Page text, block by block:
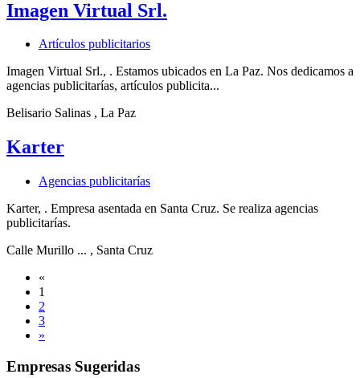
Imagen Virtual Srl.
Artículos publicitarios
Imagen Virtual Srl., . Estamos ubicados en La Paz. Nos dedicamos a
agencias publicitarías, artículos publicita...
Belisario Salinas , La Paz
Karter
Agencias publicitarías
Karter, . Empresa asentada en Santa Cruz. Se realiza agencias
publicitarías.
Calle Murillo ... , Santa Cruz
«
1
2
3
»
Empresas Sugeridas